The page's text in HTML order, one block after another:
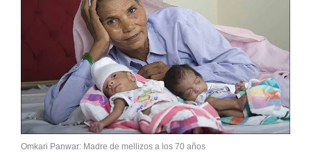
Omkari Panwar: Madre de mellizos a los 70 años